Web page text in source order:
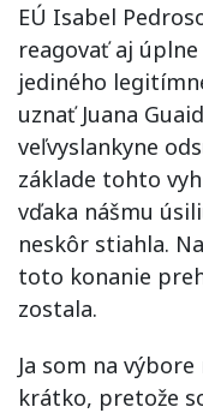
EÚ Isabel
reagovať aj
jediného
uznať Juana
veľvyslankyne
základe tohto
vďaka nášmu
neskôr stiahla.
toto konanie
zostala.
Ja som na
krátko, pretože